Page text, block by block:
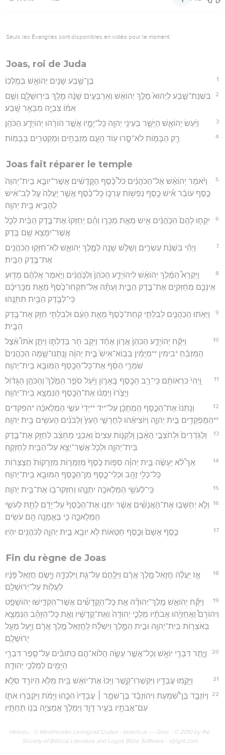
Seuls les Évangiles sont disponibles en vidéo pour le moment.
Joas, roi de Juda
1 בֶּן־שֶׁ֥בַע שָׁנִ֖ים יְהוֹאָ֥שׁ בְּמָלְכֽוֹ׃
2
בִּשְׁנַת־שֶׁ֤בַע לְיֵהוּא֙ מָלַ֣ךְ יְהוֹאָ֔שׁ וְאַרְבָּעִ֣ים שָׁנָ֔ה מָלַ֖ךְ בִּירֽוּשָׁלִָ֑ם וְשֵׁ֣ם
אִמּ֔וֹ צִבְיָ֖ה מִבְּאֵ֥ר שָֽׁבַע׃
3 וַיַּ֨עַשׂ יְהוֹאָ֧שׁ הַיָּשָׁ֛ר בְּעֵינֵ֥י יְהוָ֖ה כָּל־יָמָ֑יו אֲשֶׁ֣ר הוֹרָ֔הוּ יְהוֹיָדָ֖ע הַכֹּהֵֽן׃
4 רַ֥ק הַבָּמ֖וֹת לֹא־סָ֑רוּ ע֥וֹד הָעָ֛ם מְזַבְּחִ֥ים וּֽמְקַטְּרִ֖ים בַּבָּמֽוֹת׃
Joas fait réparer le temple
5
וַיֹּ֨אמֶר יְהוֹאָ֜שׁ אֶל־הַכֹּהֲנִ֗ים כֹּל֩ כֶּ֨סֶף הַקֳּדָשִׁ֜ים אֲשֶׁר־יוּבָ֤א בֵית־יְהוָה֙
כֶּ֣סֶף עוֹבֵ֔ר אִ֕ישׁ כֶּ֥סֶף נַפְשׁ֖וֹת עֶרְכּ֑וֹ כָּל־כֶּ֗סֶף אֲשֶׁ֤ר יַֽעֲלֶה֙ עַ֣ל לֶב־אִ֔ישׁ
לְהָבִ֖יא בֵּ֥ית יְהוָֽה׃
6
יִקְח֤וּ לָהֶם֙ הַכֹּ֣הֲנִ֔ים אִ֖ישׁ מֵאֵ֣ת מַכָּר֑וֹ וְהֵ֗ם יְחַזְּקוּ֙ אֶת־בֶּ֣דֶק הַבַּ֔יִת לְכֹ֛ל
אֲשֶׁר־יִמָּצֵ֥א שָׁ֖ם בָּֽדֶק׃
7
וַיְהִ֗י בִּשְׁנַ֨ת עֶשְׂרִ֧ים וְשָׁלֹ֛שׁ שָׁנָ֖ה לַמֶּ֣לֶךְ יְהוֹאָ֑שׁ לֹֽא־חִזְּק֥וּ הַכֹּהֲנִ֖ים
אֶת־בֶּ֥דֶק הַבָּֽיִת׃
8
וַיִּקְרָא֩ הַמֶּ֨לֶךְ יְהוֹאָ֜שׁ לִיהוֹיָדָ֤ע הַכֹּהֵן֙ וְלַכֹּ֣הֲנִ֔ים וַיֹּ֣אמֶר אֲלֵהֶ֔ם מַדּ֛וּעַ
אֵינְכֶ֥ם מְחַזְּקִ֖ים אֶת־בֶּ֣דֶק הַבָּ֑יִת וְעַתָּ֗ה אַל־תִּקְחוּ־כֶ֙סֶף֙ מֵאֵ֣ת מַכָּֽרֵיכֶ֔ם
כִּֽי־לְבֶ֥דֶק הַבַּ֖יִת תִּתְּנֻֽהוּ׃
9
וַיֵּאֹ֖תוּ הַכֹּֽהֲנִ֑ים לְבִלְתִּ֤י קְחַת־כֶּ֙סֶף֙ מֵאֵ֣ת הָעָ֔ם וּלְבִלְתִּ֥י חַזֵּ֖ק אֶת־בֶּ֥דֶק
הַבָּֽיִת׃
10
וַיִּקַּ֞ח יְהוֹיָדָ֤ע הַכֹּהֵן֙ אֲר֣וֹן אֶחָ֔ד וַיִּקֹּ֥ב חֹ֖ר בְּדַלְתּ֑וֹ וַיִּתֵּ֣ן אֹתוֹ֩ אֵ֨צֶל
הַמִּזְבֵּ֜חַ *בימין **מִיָּמִ֗ין בְּבֽוֹא־אִישׁ֙ בֵּ֣ית יְהוָ֔ה וְנָֽתְנוּ־שָׁ֤מָּה הַכֹּֽהֲנִים֙
שֹׁמְרֵ֣י הַסַּ֔ף אֶת־כָּל־הַכֶּ֖סֶף הַמּוּבָ֥א בֵית־יְהוָֽה׃
11
וַֽיְהִי֙ כִּרְאוֹתָ֔ם כִּֽי־רַ֥ב הַכֶּ֖סֶף בָּֽאָר֑וֹן וַיַּ֨עַל סֹפֵ֤ר הַמֶּ֙לֶךְ֙ וְהַכֹּהֵ֣ן הַגָּד֔וֹל
וַיָּצֻ֙רוּ֙ וַיִּמְנ֔וּ אֶת־הַכֶּ֖סֶף הַנִּמְצָ֥א בֵית־יְהוָֽה׃
12
וְנָתְנוּ֙ אֶת־הַכֶּ֣סֶף הַֽמְתֻכָּ֔ן עַל־*יד **יְדֵי֙ עֹשֵׂ֣י הַמְּלָאכָ֔ה *הפקדים
**הַמֻּפְקָדִ֖ים בֵּ֣ית יְהוָ֑ה וַיּוֹצִיאֻ֜הוּ לְחָרָשֵׁ֤י הָעֵץ֙ וְלַבֹּנִ֔ים הָעֹשִׂ֖ים בֵּ֥ית יְהוָֽה׃
13
וְלַגֹּֽדְרִים֙ וּלְחֹצְבֵ֣י הָאֶ֔בֶן וְלִקְנ֤וֹת עֵצִים֙ וְאַבְנֵ֣י מַחְצֵ֔ב לְחַזֵּ֖ק אֶת־בֶּ֣דֶק
בֵּית־יְהוָ֑ה וּלְכֹ֛ל אֲשֶׁר־יֵצֵ֥א עַל־הַבַּ֖יִת לְחָזְקָֽה׃
14
אַךְ֩ לֹ֨א יֵעָשֶׂ֜ה בֵּ֣ית יְהוָ֗ה סִפּ֥וֹת כֶּ֙סֶף֙ מְזַמְּר֤וֹת מִזְרָקוֹת֙ חֲצֹ֣צְר֔וֹת
כָּל־כְּלִ֥י זָהָ֖ב וּכְלִי־כָ֑סֶף מִן־הַכֶּ֖סֶף הַמּוּבָ֥א בֵית־יְהוָֽה׃
15 כִּֽי־לְעֹשֵׂ֥י הַמְּלָאכָ֖ה יִתְּנֻ֑הוּ וְחִזְּקוּ־ב֖וֹ אֶת־בֵּ֥ית יְהוָֽה׃
16
וְלֹ֧א יְחַשְּׁב֣וּ אֶת־הָאֲנָשִׁ֗ים אֲשֶׁ֨ר יִתְּנ֤וּ אֶת־הַכֶּ֙סֶף֙ עַל־יָדָ֔ם לָתֵ֖ת לְעֹשֵׂ֣י
הַמְּלָאכָ֑ה כִּ֥י בֶאֱמֻנָ֖ה הֵ֥ם עֹשִֽׂים׃
17 כֶּ֤סֶף אָשָׁם֙ וְכֶ֣סֶף חַטָּא֔וֹת לֹ֥א יוּבָ֖א בֵּ֣ית יְהוָ֑ה לַכֹּהֲנִ֖ים יִהְיֽוּ׃
Fin du règne de Joas
18
אָ֣ז יַעֲלֶ֗ה חֲזָאֵל֙ מֶ֣לֶךְ אֲרָ֔ם וַיִּלָּ֥חֶם עַל־גַּ֖ת וַֽיִּלְכְּדָ֑הּ וַיָּ֤שֶׂם חֲזָאֵל֙ פָּנָ֔יו
לַעֲל֖וֹת עַל־יְרוּשָׁלִָֽם׃
19
וַיִּקַּ֞ח יְהוֹאָ֣שׁ מֶֽלֶךְ־יְהוּדָ֗ה אֵ֣ת כָּל־הַקֳּדָשִׁ֡ים אֲשֶׁר־הִקְדִּ֣ישׁוּ יְהוֹשָׁפָ֣ט
וִיהוֹרָם֩ וַאֲחַזְיָ֨הוּ אֲבֹתָ֜יו מַלְכֵ֤י יְהוּדָה֙ וְאֶת־קֳדָשָׁ֔יו וְאֵ֣ת כָּל־הַזָּהָ֗ב הַנִּמְצָ֛א
בְּאֹצְר֥וֹת בֵּית־יְהוָ֖ה וּבֵ֣ית הַמֶּ֑לֶךְ וַיִּשְׁלַ֗ח לַֽחֲזָאֵל֙ מֶ֣לֶךְ אֲרָ֔ם וַיַּ֖עַל מֵעַ֥ל
יְרוּשָׁלִָֽם׃
20
וְיֶ֛תֶר דִּבְרֵ֥י יוֹאָ֖שׁ וְכָל־אֲשֶׁ֣ר עָשָׂ֑ה הֲלוֹא־הֵ֣ם כְּתוּבִ֗ים עַל־סֵ֛פֶר דִּבְרֵ֥י
הַיָּמִ֖ים לְמַלְכֵ֥י יְהוּדָֽה׃
21 וַיָּקֻ֥מוּ עֲבָדָ֖יו וַיִּקְשְׁרֽוּ־קָ֑שֶׁר וַיַּכּוּ֙ אֶת־יוֹאָ֔שׁ בֵּ֥ית מִלֹּ֖א הַיּוֹרֵ֥ד סִלָּֽא׃
22
וְיוֹזָבָ֣ד בֶּן־שִׁ֠מְעָת וִיהוֹזָבָ֨ד בֶּן־שֹׁמֵ֤ר ׀ עֲבָדָיו֙ הִכֻּ֣הוּ וַיָּמֹ֔ת וַיִּקְבְּר֥וּ אֹת֛וֹ
עִם־אֲבֹתָ֖יו בְּעִ֣יר דָּוִ֑ד וַיִּמְלֹ֛ךְ אֲמַצְיָ֥ה בְנ֖וֹ תַּחְתָּֽיו׃
Hébreu : © Westminster Leningrad Codex - tanach.us --- Grec : © 2010 by the
Society of Biblical Literature and Logos Bible Software - sblgnt.com